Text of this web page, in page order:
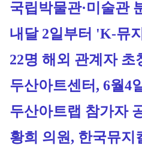
국립박물관·미술관
내달 2일부터 'K-뮤
22명 해외 관계자 초
두산아트센터, 6월4
두산아트랩 참가자
황희 의원, 한국뮤지